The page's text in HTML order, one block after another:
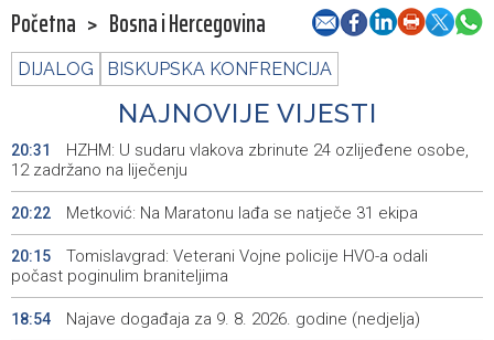
Početna > Bosna i Hercegovina
DIJALOG BISKUPSKA KONFRENCIJA
NAJNOVIJE VIJESTI
20:31
HZHM: U sudaru vlakova zbrinute 24 ozlijeđene osobe,
12 zadržano na liječenju
20:22 Metković: Na Maratonu lađa se natječe 31 ekipa
20:15
Tomislavgrad: Veterani Vojne policije HVO-a odali
počast poginulim braniteljima
18:54 Najave događaja za 9. 8. 2026. godine (nedjelja)